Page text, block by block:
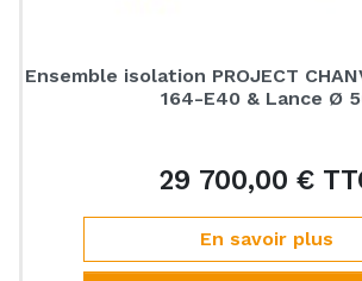
Ensemble isolation PROJECT
164-E40 & Lance Ø
29 700,00 €
En savoir plus